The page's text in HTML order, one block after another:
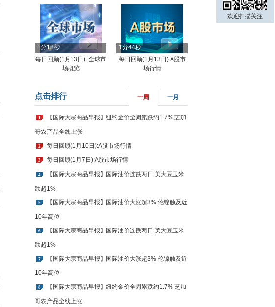
1分18秒
每日回顾(1月13日): 全球市
场概览
1分44秒
每日回顾(1月13日):A股市
场行情
点击排行 一周 一月
1 【国际大宗商品早报】纽约金价全周累跌约1.7% 芝加
哥农产品全线上涨
2 每日回顾(1月10日):A股市场行情
3 每日回顾(1月7日):A股市场行情
4 【国际大宗商品早报】国际油价连跌两日 美大豆玉米
跌超1%
5 【国际大宗商品早报】国际油价大涨超3% 伦镍触及近
10年高位
6 【国际大宗商品早报】国际油价连跌两日 美大豆玉米
跌超1%
7 【国际大宗商品早报】国际油价大涨超3% 伦镍触及近
10年高位
8 【国际大宗商品早报】纽约金价全周累跌约1.7% 芝加
哥农产品全线上涨
欢迎扫描关注